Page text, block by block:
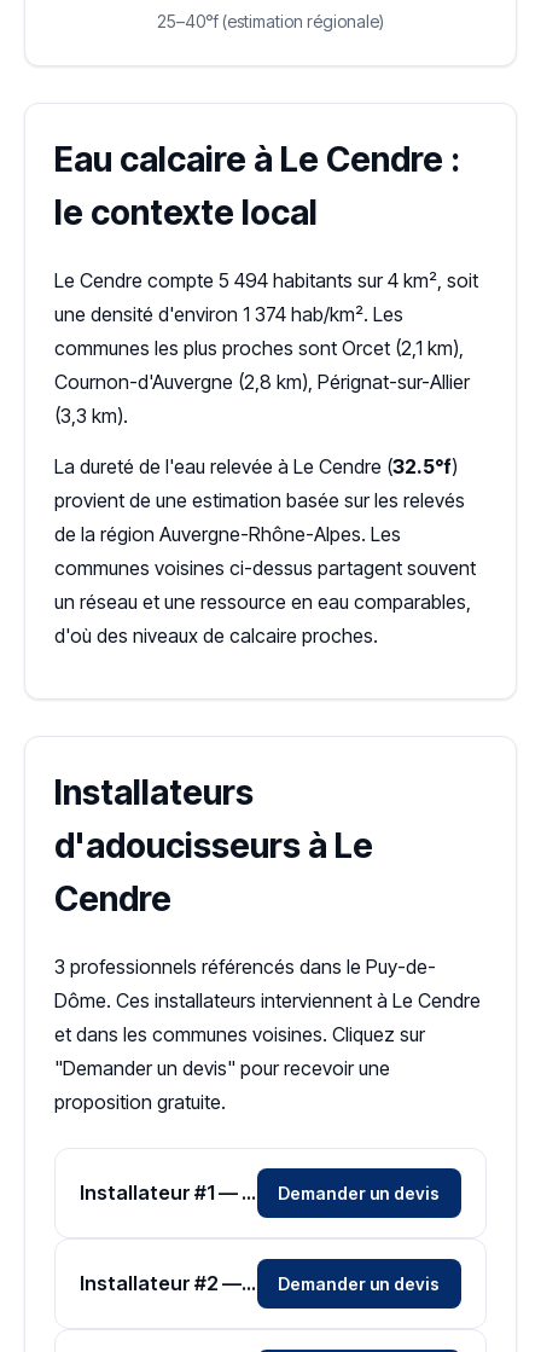
25–40°f (estimation régionale)
Eau calcaire à Le Cendre :
le contexte local
Le Cendre compte 5 494 habitants sur 4 km², soit
une densité d'environ 1 374 hab/km². Les
communes les plus proches sont Orcet (2,1 km),
Cournon-d'Auvergne (2,8 km), Pérignat-sur-Allier
(3,3 km).
La dureté de l'eau relevée à Le Cendre (32.5°f)
provient de une estimation basée sur les relevés
de la région Auvergne-Rhône-Alpes. Les
communes voisines ci-dessus partagent souvent
un réseau et une ressource en eau comparables,
d'où des niveaux de calcaire proches.
Installateurs
d'adoucisseurs à Le
Cendre
3 professionnels référencés dans le Puy-de-
Dôme. Ces installateurs interviennent à Le Cendre
et dans les communes voisines. Cliquez sur
"Demander un devis" pour recevoir une
proposition gratuite.
Installateur #1 — Zone Puy-de-Dôme Demander un devis
Installateur #2 — Zone Puy-de-Dôme Demander un devis